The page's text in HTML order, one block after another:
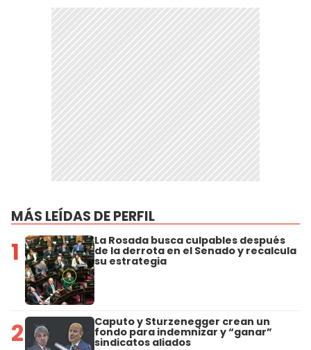
MÁS LEÍDAS DE PERFIL
1 La Rosada busca culpables después
de la derrota en el Senado y recalcula
su estrategia
2 Caputo y Sturzenegger crean un
fondo para indemnizar y “ganar”
sindicatos aliados